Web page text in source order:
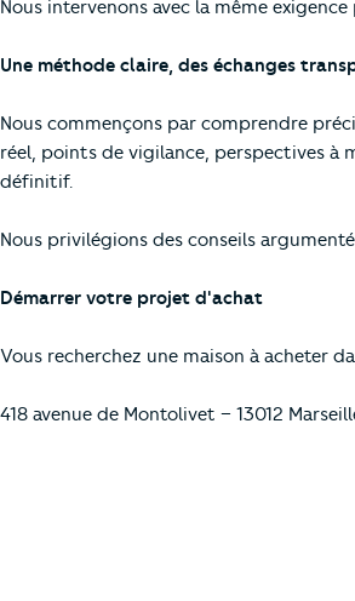
Nous intervenons avec la même
Une méthode claire, des échanges
Nous commençons par comprendre
réel, points de vigilance, perspectives à
définitif.
Nous privilégions des conseils
Démarrer votre projet d'achat
Vous recherchez une maison à acheter
418 avenue de Montolivet – 13012